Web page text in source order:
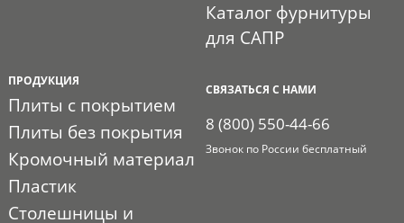
Каталог фурнитуры
для САПР
ПРОДУКЦИЯ
Плиты с покрытием
Плиты без покрытия
Кромочный материал
Пластик
Столешницы и
СВЯЗАТЬСЯ С НАМИ
8 (800) 550-44-66
Звонок по России бесплатный